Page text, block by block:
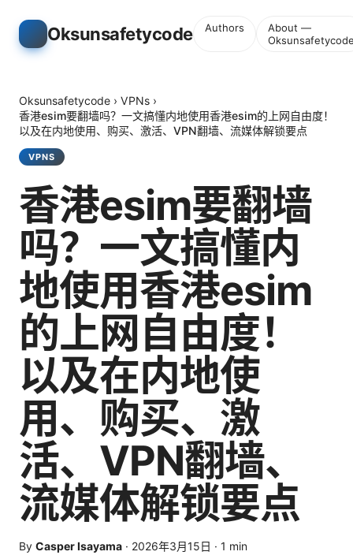
Oksunsafetycode Authors
About —
Oksunsafetycode › VPNs ›
香港esim要翻墙吗？一文搞懂内地使用香港esim的上网自由度！
以及在内地使用、购买、激活、VPN翻墙、流媒体解锁要点
VPNS
香港esim要翻墙
吗？一文搞懂内
地使用香港esim
的上网自由度！
以及在内地使
用、购买、激
活、VPN翻墙、
流媒体解锁要点
By Casper Isayama · 2026年3月15日 · 1 min